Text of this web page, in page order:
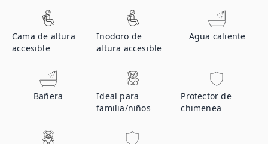
Cama de altura
accesible
Inodoro de
altura accesible
Agua caliente
Bañera
Ideal para
familia/niños
Protector de
chimenea